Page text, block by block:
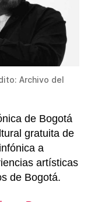
Archivo del
de Bogotá
gratuita de
a
artísticas
de Bogotá.